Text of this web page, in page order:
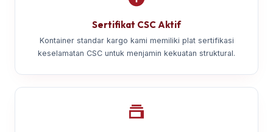
Sertifikat CSC Aktif
Kontainer standar kargo kami memiliki plat sertifikasi
keselamatan CSC untuk menjamin kekuatan struktural.